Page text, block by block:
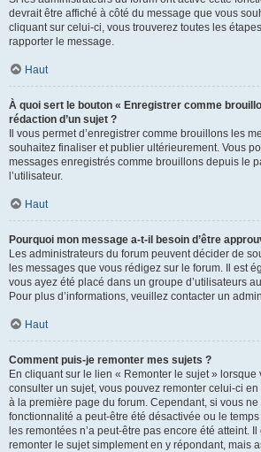
devrait être affiché à côté du message que vous
cliquant sur celui-ci, vous trouverez toutes les
rapporter le message.
Haut
À quoi sert le bouton « Enregistrer comme
rédaction d’un sujet ?
Il vous permet d’enregistrer comme brouillons les
souhaitez finaliser et publier ultérieurement. Vous
messages enregistrés comme brouillons depuis le
l’utilisateur.
Haut
Pourquoi mon message a-t-il besoin d’être
Les administrateurs du forum peuvent décider de
les messages que vous rédigez sur le forum. Il est
vous ayez été placé dans un groupe d’utilisateurs
Pour plus d’informations, veuillez contacter un
Haut
Comment puis-je remonter mes sujets ?
En cliquant sur le lien « Remonter le sujet » lorsque
consulter un sujet, vous pouvez remonter celui-ci
à la première page du forum. Cependant, si vous
fonctionnalité a peut-être été désactivée ou le
les remontées n’a peut-être pas encore été atteint.
remonter le sujet simplement en y répondant, mais